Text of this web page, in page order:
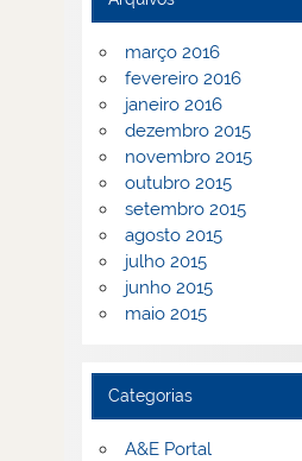
março 2016
fevereiro 2016
janeiro 2016
dezembro 2015
novembro 2015
outubro 2015
setembro 2015
agosto 2015
julho 2015
junho 2015
maio 2015
Categorias
A&E Portal